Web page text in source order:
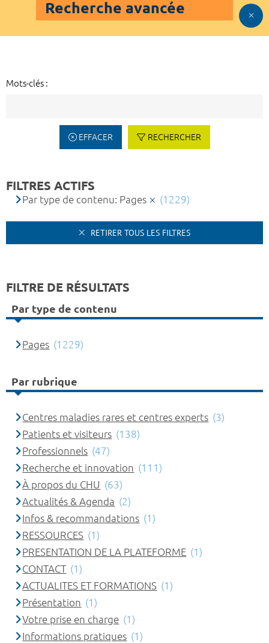
Recherche avancée
Mots-clés :
EFFACER RECHERCHER
FILTRES ACTIFS
Par type de contenu: Pages (1229)
RETIRER TOUS LES FILTRES
FILTRE DE RÉSULTATS
Par type de contenu
Pages (1229)
Par rubrique
Centres maladies rares et centres experts (3)
Patients et visiteurs (138)
Professionnels (47)
Recherche et innovation (111)
À propos du CHU (63)
Actualités & Agenda (2)
Infos & recommandations (1)
RESSOURCES (1)
PRESENTATION DE LA PLATEFORME (1)
CONTACT (1)
ACTUALITES ET FORMATIONS (1)
Présentation (1)
Votre prise en charge (1)
Informations pratiques (1)